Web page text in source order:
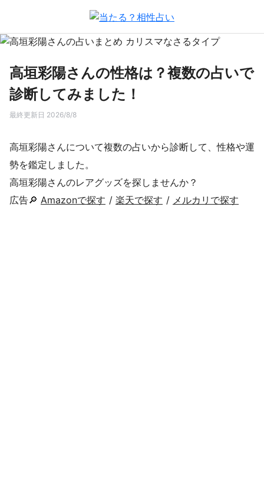
高垣彩陽さんの性格は？複数の占いで
診断してみました！
最終更新日 2026/8/8
高垣彩陽さんについて複数の占いから診断して、性格や運
勢を鑑定しました。
高垣彩陽さんのレアグッズを探しませんか？
広告🔎 Amazonで探す / 楽天で探す / メルカリで探す